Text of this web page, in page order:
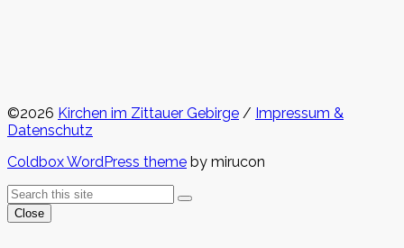
©2026 Kirchen im Zittauer Gebirge / Impressum &
Datenschutz
Coldbox WordPress theme by mirucon
Back
To
Top
Search
Search
Close